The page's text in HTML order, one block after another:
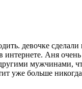
девочке
Аня
мужчинами,
уже больше